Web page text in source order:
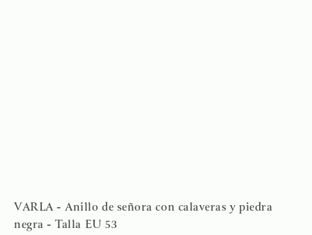
VARLA - Anillo de señora con calaveras y piedra
negra - Talla EU 53